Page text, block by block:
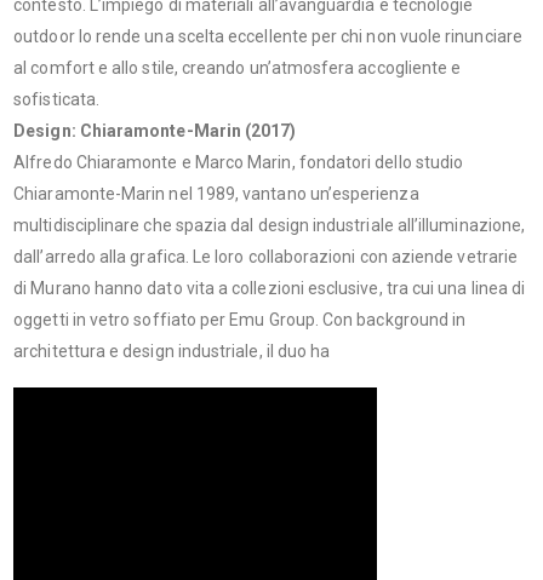
contesto. L’impiego di materiali all’avanguardia e tecnologie
outdoor lo rende una scelta eccellente per chi non vuole rinunciare
al comfort e allo stile, creando un’atmosfera accogliente e
sofisticata.
Design: Chiaramonte-Marin (2017)
Alfredo Chiaramonte e Marco Marin, fondatori dello studio
Chiaramonte-Marin nel 1989, vantano un’esperienza
multidisciplinare che spazia dal design industriale all’illuminazione,
dall’arredo alla grafica. Le loro collaborazioni con aziende vetrarie
di Murano hanno dato vita a collezioni esclusive, tra cui una linea di
oggetti in vetro soffiato per Emu Group. Con background in
architettura e design industriale, il duo ha